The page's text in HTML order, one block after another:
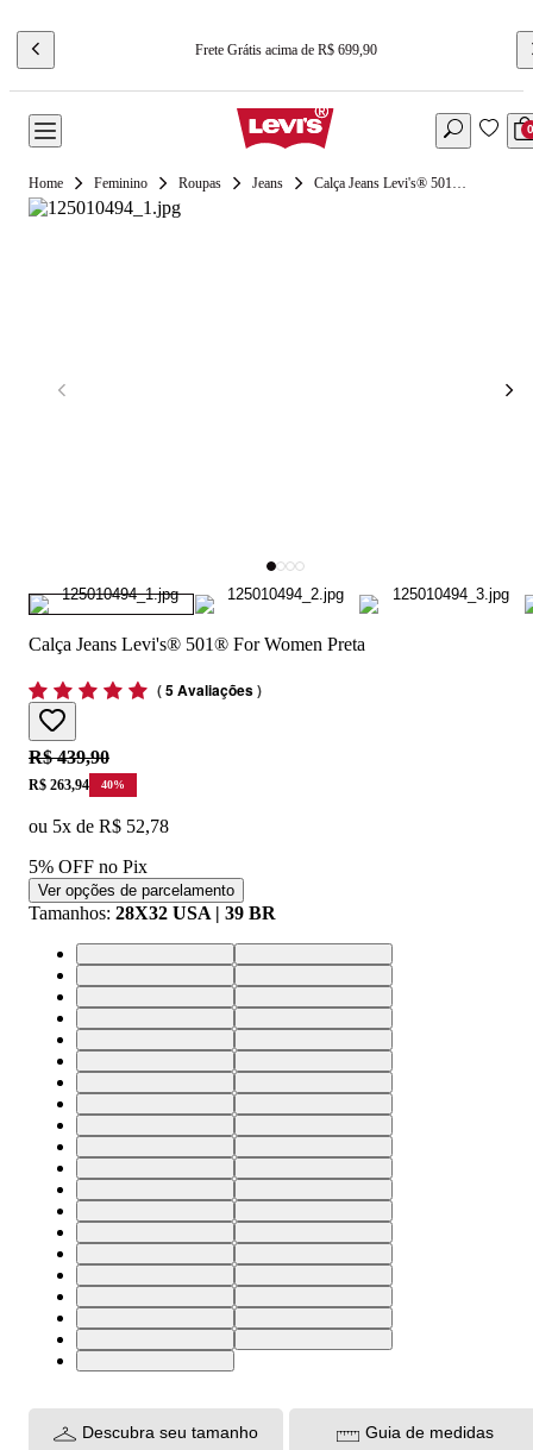
Frete Grátis acima de R$ 699,90
0
Feminino Roupas Jeans Calça Jeans Levi's® 501® For Women Preta
Calça Jeans Levi's® 501® For Women Preta
(5 Avaliações)
Original price:
R$ 439,90
Price:
R$ 263,94 40%
ou 5x de R$ 52,78
5% OFF no Pix
Ver opções de parcelamento
Tamanhos: 28X32 USA | 39 BR
25X32 USA | 36 BR26X32 USA | 37 BR
27X32 USA | 38 BR28X32 USA | 39 BR
29X32 USA | 40 BR30X32 USA | 41 BR
31X32 USA | 42 BR32X32 USA | 43 BR
33X32 USA | 44 BR34X32 USA | 46 BR
24X32 USA | 34 BR24X34 USA | 34 BR
25X34 USA | 36 BR26X34 USA | 37 BR
27X34 USA | 38 BR28X34 USA | 39 BR
29X34 USA | 40 BR30X34 USA | 41 BR
31X34 USA | 42 BR32X34 USA | 43 BR
33X34 USA | 44 BR34X34 USA | 46 BR
24X30 USA | 34 BR25X30 USA | 36 BR
26X30 USA | 37 BR27X30 USA | 38 BR
28X30 USA | 39 BR29X30 USA | 40 BR
30X30 USA | 41 BR31X30 USA | 42 BR
32X30 USA | 43 BR26X28 USA | 37 BR
28X28 USA | 39 BR30X28 USA | 41 BR
32X28 USA | 43 BR33X28 USA | 44 BR
23X32 USA | 33 BR33X30 USA | 44 BR
24X28 USA | 34 BR
Descubra seu tamanho Guia de medidas